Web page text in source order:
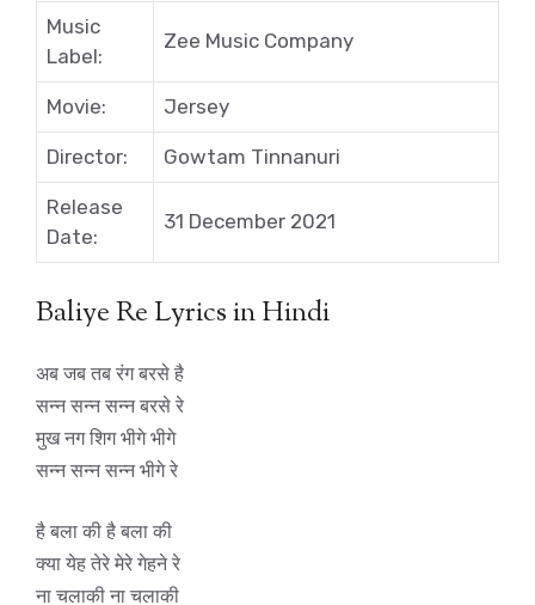
Music
Label:
Zee Music Company
Movie: Jersey
Director: Gowtam Tinnanuri
Release
Date:
31 December 2021
Baliye Re Lyrics in Hindi
अब जब तब रंग बरसे है
सन्न सन्न सन्न बरसे रे
मुख नग शिग भीगे भीगे
सन्न सन्न सन्न भीगे रे
है बला की है बला की
क्या येह तेरे मेरे गेहने रे
ना चलाकी ना चलाकी